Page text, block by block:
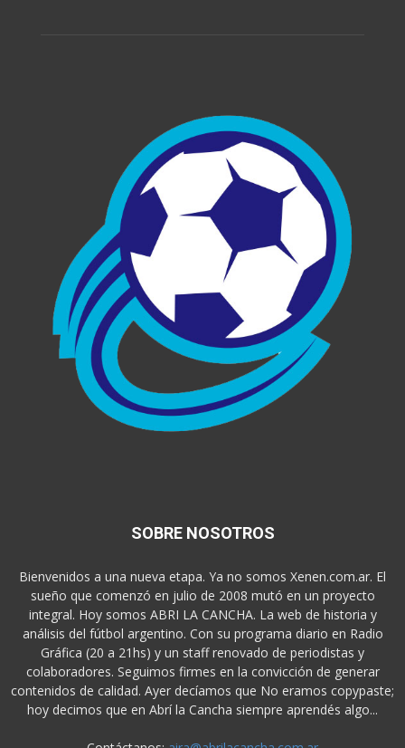
SOBRE NOSOTROS
Bienvenidos a una nueva etapa. Ya no somos Xenen.com.ar. El
sueño que comenzó en julio de 2008 mutó en un proyecto
integral. Hoy somos ABRI LA CANCHA. La web de historia y
análisis del fútbol argentino. Con su programa diario en Radio
Gráfica (20 a 21hs) y un staff renovado de periodistas y
colaboradores. Seguimos firmes en la convicción de generar
contenidos de calidad. Ayer decíamos que No eramos copypaste;
hoy decimos que en Abrí la Cancha siempre aprendés algo...